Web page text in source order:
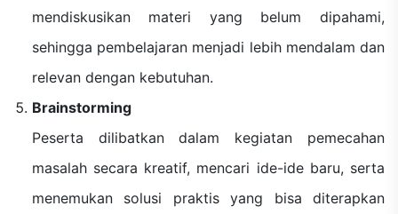
mendiskusikan materi yang belum dipahami,
sehingga pembelajaran menjadi lebih mendalam dan
relevan dengan kebutuhan.
Brainstorming
Peserta dilibatkan dalam kegiatan pemecahan
masalah secara kreatif, mencari ide-ide baru, serta
menemukan solusi praktis yang bisa diterapkan